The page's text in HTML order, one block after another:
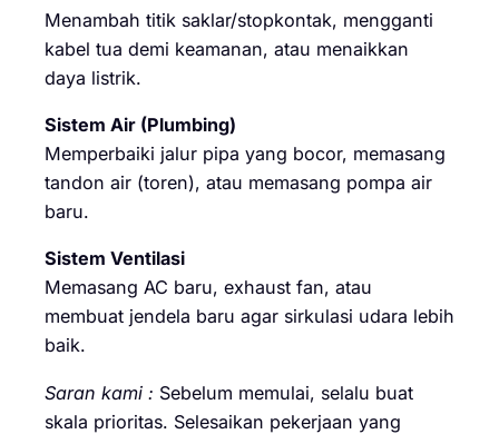
Menambah titik saklar/stopkontak, mengganti
kabel tua demi keamanan, atau menaikkan
daya listrik.
Sistem Air (Plumbing)
Memperbaiki jalur pipa yang bocor, memasang
tandon air (toren), atau memasang pompa air
baru.
Sistem Ventilasi
Memasang AC baru, exhaust fan, atau
membuat jendela baru agar sirkulasi udara lebih
baik.
Saran kami : Sebelum memulai, selalu buat
skala prioritas. Selesaikan pekerjaan yang